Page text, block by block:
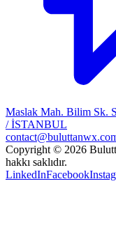
Maslak Mah. Bilim Sk.
/ İSTANBUL
Copyright © 2026
hakkı saklıdır.
LinkedInFacebook